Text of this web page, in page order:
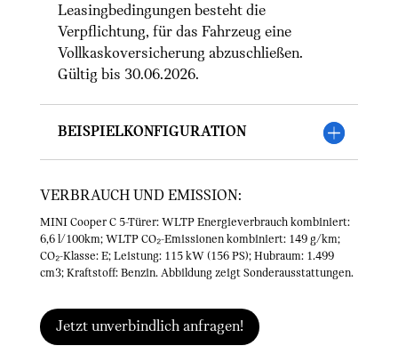
Leasingbedingungen besteht die
Verpflichtung, für das Fahrzeug eine
Vollkaskoversicherung abzuschließen.
Gültig bis 30.06.2026.
Beispielkonfiguration
VERBRAUCH UND EMISSION:
MINI Cooper C 5-Türer: WLTP Energieverbrauch kombiniert:
6,6 l/100km; WLTP CO₂-Emissionen kombiniert: 149 g/km;
CO₂-Klasse: E; Leistung: 115 kW (156 PS); Hubraum: 1.499
cm3; Kraftstoff: Benzin. Abbildung zeigt Sonderausstattungen.
Jetzt unverbindlich anfragen!